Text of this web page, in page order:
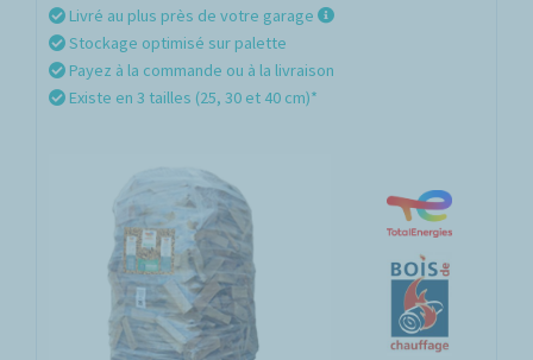
Livré au plus près de votre garage
Stockage optimisé sur palette
Payez à la commande ou à la livraison
Existe en 3 tailles (25, 30 et 40 cm)*